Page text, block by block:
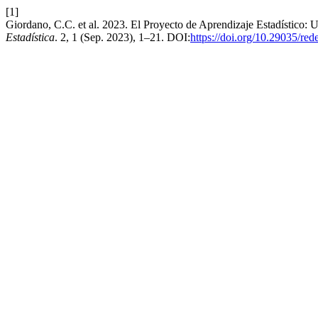
[1]
Giordano, C.C. et al. 2023. El Proyecto de Aprendizaje Estadístico:
Estadística. 2, 1 (Sep. 2023), 1–21. DOI:https://doi.org/10.29035/